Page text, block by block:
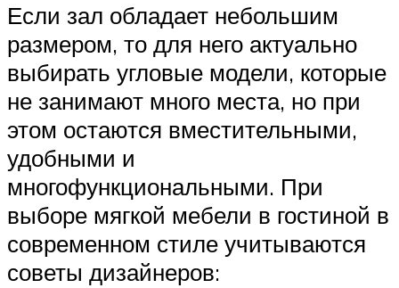
Если зал обладает небольшим
размером, то для него актуально
выбирать угловые модели, которые
не занимают много места, но при
этом остаются вместительными,
удобными и
многофункциональными. При
выборе мягкой мебели в гостиной в
современном стиле учитываются
советы дизайнеров: